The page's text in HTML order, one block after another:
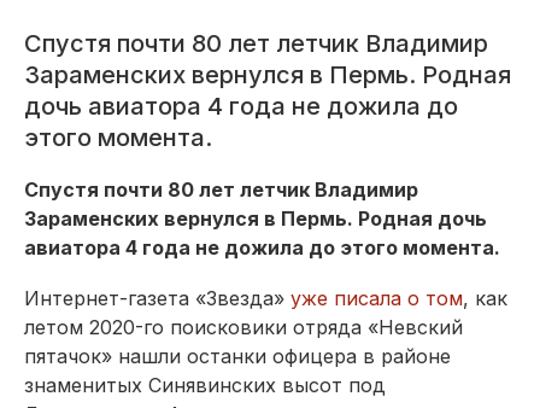
Спустя почти 80 лет летчик Владимир
Зараменских вернулся в Пермь. Родная
дочь авиатора 4 года не дожила до
этого момента.
Спустя почти 80 лет летчик Владимир
Зараменских вернулся в Пермь. Родная дочь
авиатора 4 года не дожила до этого момента.
Интернет-газета «Звезда» уже писала о том, как
летом 2020-го поисковики отряда «Невский
пятачок» нашли останки офицера в районе
знаменитых Синявинских высот под